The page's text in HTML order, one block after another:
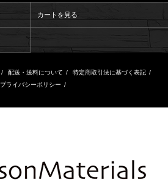
カートを見る
/ 配送・送料について / 特定商取引法に基づく表記 /
プライバシーポリシー /